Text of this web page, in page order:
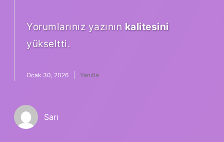
Yorumlarınız yazının kalitesini
yükseltti.
Ocak 30, 2026 Yanıtla
Sarı